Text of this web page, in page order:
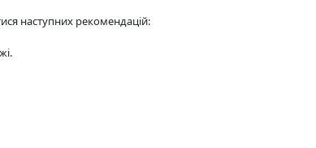
наступних рекомендацій: